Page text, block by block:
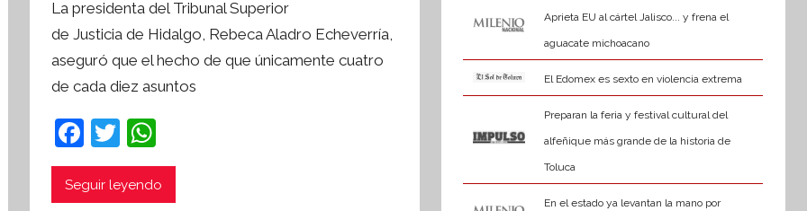
r
S
í
La presidenta del Tribunal Superior
de Justicia de Hidalgo, Rebeca Aladro Echeverría,
aseguró que el hecho de que únicamente cuatro
de cada diez asuntos
F
a
c
T
w
itt
h
at
Seguir leyendo
Aprieta EU al cártel Jalisco... y frena el
aguacate michoacano
El Edomex es sexto en violencia extrema
Preparan la feria y festival cultural del
alfeñique más grande de la historia de
Toluca
En el estado ya levantan la mano por